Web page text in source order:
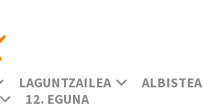
LAGUNTZAILEA
12. EGUNA